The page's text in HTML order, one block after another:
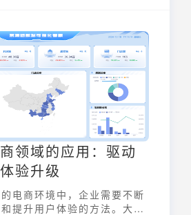
抓不到重点，甚至分析完了
做什么。一套真正好用的竞
答这3个问题。
领域的应用：驱动
验升级
电商环境中，企业需要不断
提升用户体验的方法。大数